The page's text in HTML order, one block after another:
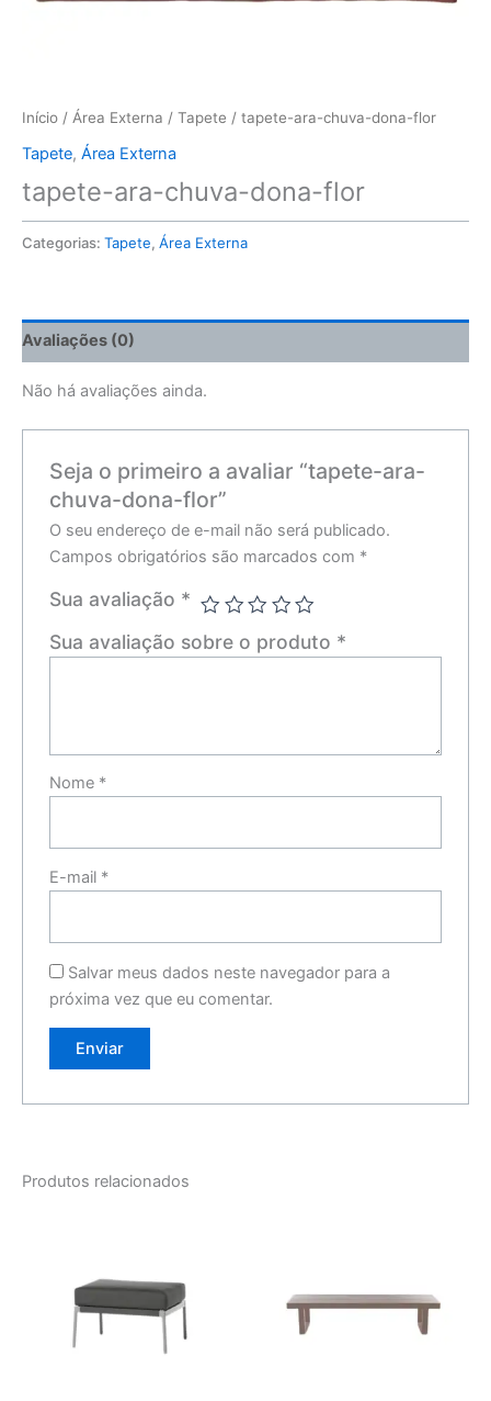
Início / Área Externa / Tapete / tapete-ara-chuva-dona-flor
Tapete, Área Externa
tapete-ara-chuva-dona-flor
Categorias: Tapete, Área Externa
Avaliações (0)
Não há avaliações ainda.
Seja o primeiro a avaliar “tapete-ara-
chuva-dona-flor”
O seu endereço de e-mail não será publicado.
Campos obrigatórios são marcados com *
Sua avaliação *
Sua avaliação sobre o produto *
Nome *
E-mail *
Salvar meus dados neste navegador para a
próxima vez que eu comentar.
Produtos relacionados